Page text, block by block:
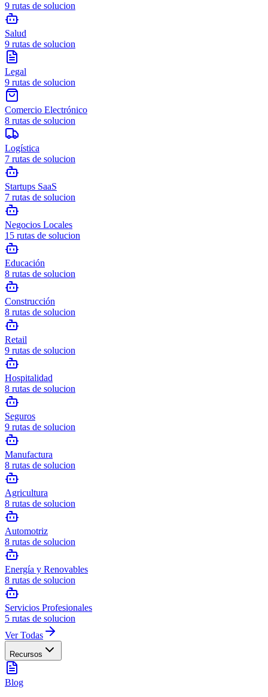
9 rutas de solucion
Salud
9 rutas de solucion
Legal
9 rutas de solucion
Comercio Electrónico
8 rutas de solucion
Logística
7 rutas de solucion
Startups SaaS
7 rutas de solucion
Negocios Locales
15 rutas de solucion
Educación
8 rutas de solucion
Construcción
8 rutas de solucion
Retail
9 rutas de solucion
Hospitalidad
8 rutas de solucion
Seguros
9 rutas de solucion
Manufactura
8 rutas de solucion
Agricultura
8 rutas de solucion
Automotriz
8 rutas de solucion
Energía y Renovables
8 rutas de solucion
Servicios Profesionales
5 rutas de solucion
Ver Todas
Recursos
Blog